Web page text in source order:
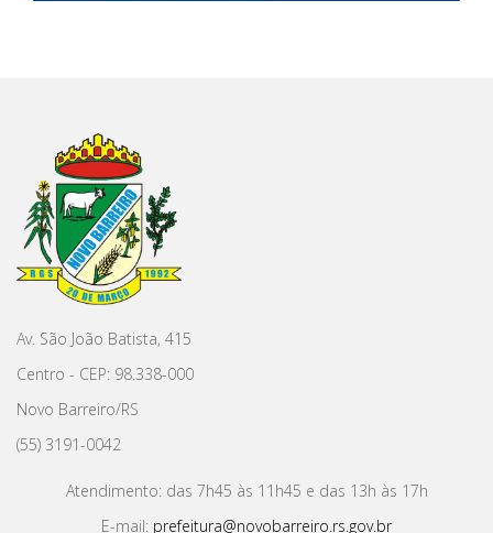
Av. São João Batista, 415
Centro - CEP: 98.338-000
Novo Barreiro/RS
(55) 3191-0042
Atendimento: das 7h45 às 11h45 e das 13h às 17h
E-mail: prefeitura@novobarreiro.rs.gov.br